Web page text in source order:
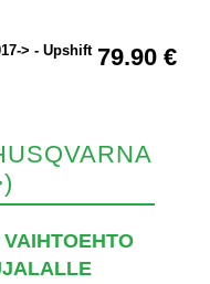
79.90 €
> - Upshift